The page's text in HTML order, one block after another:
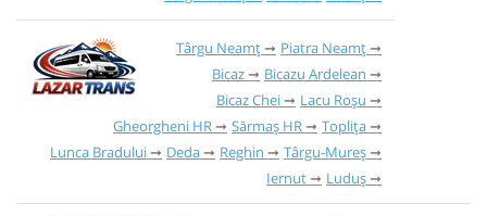
Târgu Neamț
Piatra Neamț
Bicaz
Bicazu Ardelean
Bicaz Chei
Lacu Roșu
Gheorgheni HR
Sărmaș HR
Toplița
Lunca Bradului
Deda Reghin
Târgu-Mureș
Iernut
Luduș